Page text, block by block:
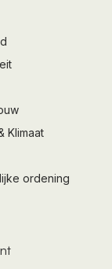
Klimaat
ordening